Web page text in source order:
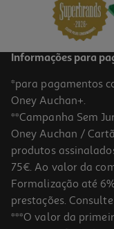
829,99 €
Ipad Mini 7 Apple Wi-Fi
Informações para
*para pagamentos
Oney Auchan+.
**Campanha Sem
Oney Auchan /
produtos
75€. Ao valor da
Formalização até
prestações.
***O valor da